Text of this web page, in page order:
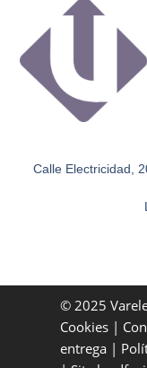
Calle Electricidad,
© 2025
Cookies |
entrega |